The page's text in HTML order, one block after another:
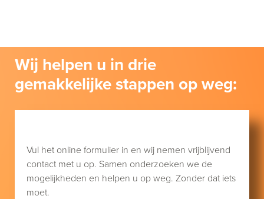
Wij helpen u in drie
gemakkelijke stappen op weg:
Vul het online formulier in en wij nemen vrijblijvend
contact met u op. Samen onderzoeken we de
mogelijkheden en helpen u op weg. Zonder dat iets
moet.